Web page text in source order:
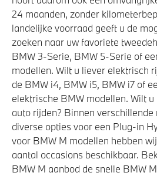
24 maanden, zonder
landelijke voorraad geeft u de
zoeken naar uw favoriete
BMW 3-Serie, BMW 5-Serie of
modellen. Wilt u liever elektrisch
de BMW i4, BMW i5, BMW i7 of
elektrische BMW modellen. Wilt
auto rijden? Binnen verschillende
diverse opties voor een Plug-in
voor BMW M modellen hebben
aantal occasions beschikbaar.
BMW M aanbod de snelle BMW